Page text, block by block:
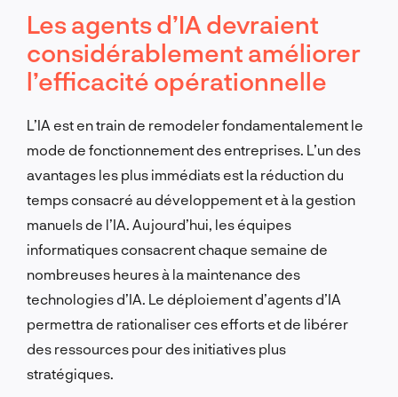
Les agents d’IA devraient
considérablement améliorer
l’efficacité opérationnelle
L’IA est en train de remodeler fondamentalement le
mode de fonctionnement des entreprises. L’un des
avantages les plus immédiats est la réduction du
temps consacré au développement et à la gestion
manuels de l’IA. Aujourd’hui, les équipes
informatiques consacrent chaque semaine de
nombreuses heures à la maintenance des
technologies d’IA. Le déploiement d’agents d’IA
permettra de rationaliser ces efforts et de libérer
des ressources pour des initiatives plus
stratégiques.